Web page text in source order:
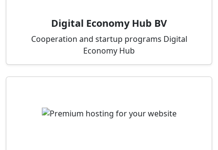
Digital Economy Hub BV
Cooperation and startup programs Digital
Economy Hub